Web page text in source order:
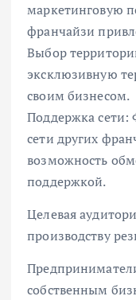
маркетинговую
франчайзи
Выбор
эксклюзивную
своим бизнесом.
Поддержка сети:
сети других
возможность
поддержкой.
Целевая
производству
собственным